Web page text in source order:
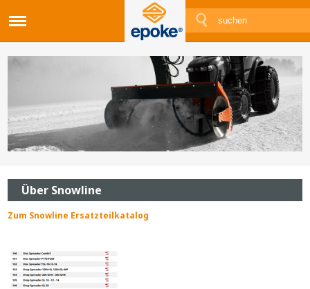
Über Snowline
Zum Snowline Ersatzteilkatalog